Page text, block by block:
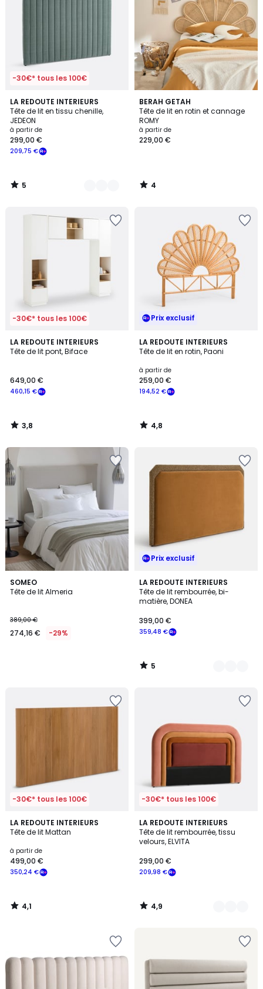
-30€* tous les 100€
LA REDOUTE INTERIEURS
Tête de lit en tissu chenille,
JEDEON
à partir de
209,75 €
299,00 €
5
/
5
2
Couleurs
5
/
BERAH GETAH
Tête de lit en rotin et cannage
ROMY
à partir de
229,00 €
4
/
5
4
/
-30€* tous les 100€
LA REDOUTE INTERIEURS
Tête de lit pont, Biface
460,15 €
649,00 €
3,8
/ 5
3,8
/
Prix exclusif
LA REDOUTE INTERIEURS
Tête de lit en rotin, Paoni
à partir de
194,52 €
259,00 €
4,8
/ 5
4,8
/
SOMEO
Tête de lit Almeria
389,00 €
274,16 € -29%
Prix exclusif
LA REDOUTE INTERIEURS
Tête de lit rembourrée, bi-
matière, DONEA
359,48 €
399,00 €
5
/
5
2
Couleurs
5
/
-30€* tous les 100€
LA REDOUTE INTERIEURS
Tête de lit Mattan
à partir de
350,24 €
499,00 €
4,1
/ 5
4,1
/
-30€* tous les 100€
LA REDOUTE INTERIEURS
Tête de lit rembourrée, tissu
velours, ELVITA
209,98 €
299,00 €
4,9
/ 5
2
Couleurs
4,9
/